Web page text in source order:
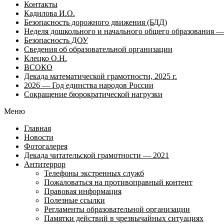
Контакты
Кадилова И.О.
Безопасность дорожного движения (БДД)
Неделя дошкольного и начального общего образования —
Безопасность ДОУ
Сведения об образовательной организации
Клецко О.Н.
ВСОКО
Декада математической грамотности, 2025 г.
2026 — Год единства народов России
Сокращение бюрократической нагрузки
Меню
Главная
Новости
Фотогалерея
Декада читательской грамотности — 2021
Антитеррор
Телефоны экстренных служб
Пожаловаться на противоправный контент
Правовая информация
Полезные ссылки
Регламенты образовательной организации
Памятки действий в чрезвычайных ситуациях